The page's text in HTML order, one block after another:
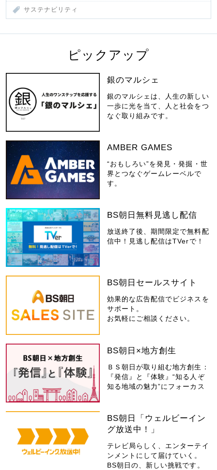
サステナビリティ
ピックアップ
銀のマルシェ
銀のマルシェは、人生の新しい
一歩に光を当て、人と社会をつ
なぐ取り組みです。
AMBER GAMES
“おもしろい”を発見・発掘・世
界とつなぐゲームレーベルで
す。
BS朝日無料見逃し配信
放送終了後、期間限定で無料配
信中！見逃し配信はTVerで！
BS朝日セールスサイト
効果的な広告配信でビジネスを
サポート。
お気軽にご相談ください。
BS朝日×地方創生
ＢＳ朝日が取り組む地方創生：
『発信』と『体験』“知る人ぞ
知る地域の魅力”にフォーカス
BS朝日「ウェルビーイン
グ放送中！」
テレビ局らしく、エンターテイ
ンメントにして届けていく。
BS朝日の、新しい挑戦です。